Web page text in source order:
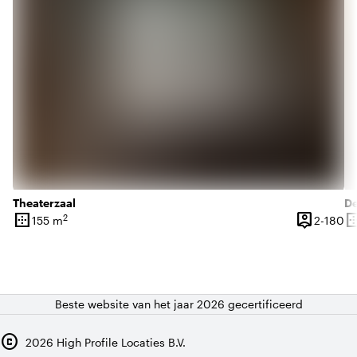
Theaterzaal
border_outer
Oppervlakte
155 m2 person_pin
Capaciteit
2-180
Beste website van het jaar 2026 gecertificeerd
copyright 2026 High Profile Locaties B.V.